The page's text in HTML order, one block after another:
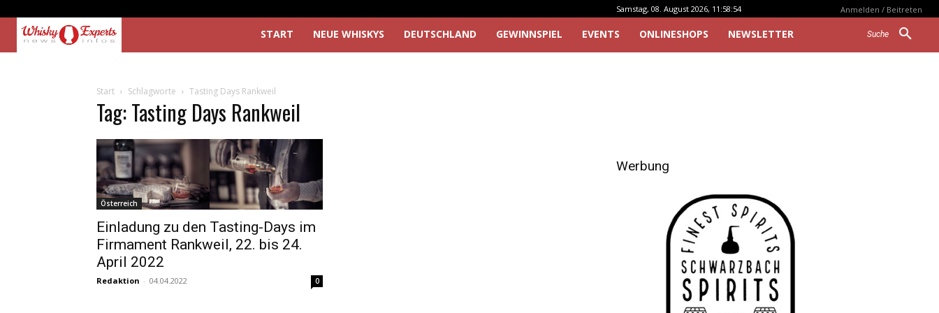
Samstag, 08. August 2026, 11:58:54 Anmelden / Beitreten
Suche
START NEUE WHISKYS DEUTSCHLAND GEWINNSPIEL EVENTS ONLINESHOPS NEWSLETTER
Start Schlagworte Tasting Days Rankweil
Tag: Tasting Days Rankweil
Österreich
Einladung zu den Tasting-Days im
Firmament Rankweil, 22. bis 24.
April 2022
Redaktion - 04.04.2022 0
Werbung